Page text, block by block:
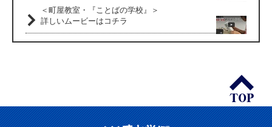
＜町屋教室・『ことばの学校』＞
詳しいムービーはコチラ